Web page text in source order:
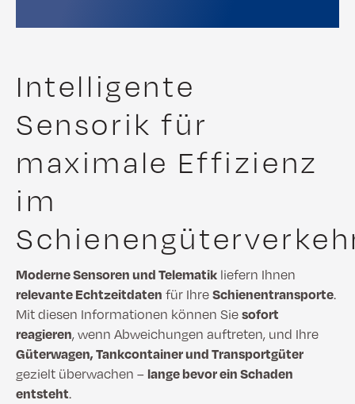
Intelligente
Sensorik für
maximale Effizienz
im
Moderne Sensoren und Telematik liefern Ihnen
relevante Echtzeitdaten für IhreSchienentransporte.
Mit diesen Informationen können Siesofort
reagieren, wenn Abweichungen auftreten, und Ihre
Güterwagen, Tankcontainer und Transportgüter
gezielt überwachen – lange bevor ein Schaden
entsteht.